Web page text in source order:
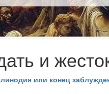
и
или конец